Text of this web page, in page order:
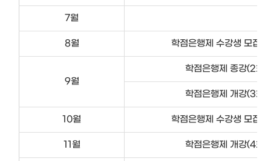
7월
8월 학점은행제 수강생 모집
9월
학점은행제 종강(2회
학점은행제 개강(3회
10월 학점은행제 수강생 모집
11월 학점은행제 개강(4회